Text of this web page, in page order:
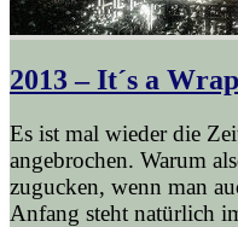
2013 – It´s a Wrap
Es ist mal wieder die
angebrochen. Warum
zugucken, wenn man
Anfang steht natürlich